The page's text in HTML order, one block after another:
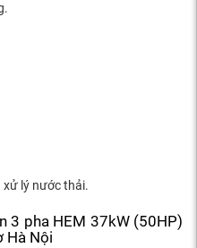
lý nước thải.
3 pha HEM 37kW (50HP)
Hà Nội